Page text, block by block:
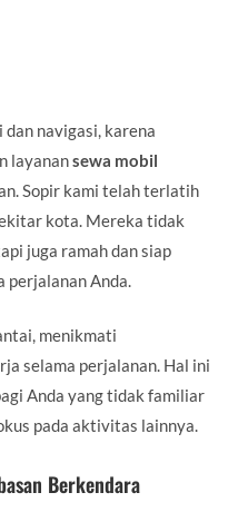
navigasi, karena
layanansewa mobil
Sopir kami telah terlatih
kota. Mereka tidak
juga ramah dan siap
perjalanan Anda.
menikmati
selama perjalanan. Hal ini
Anda yang tidak familiar
pada aktivitas lainnya.
Berkendara